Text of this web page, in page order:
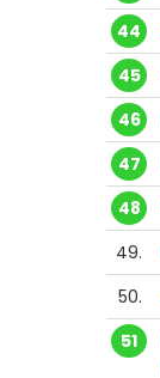
44
45
46
47
48
49.
50.
51